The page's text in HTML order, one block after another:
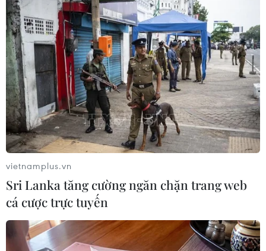
TIN CÙNG CHUYÊN MỤC
Cuộc tìm kiếm và vá lại những 'trái
tim lỗi '
07/08/2026 04:03
Hà Nội cảnh báo về việc sử dụng tế
bào gốc trong khám chữa bệnh, làm
đẹp
07/08/2026 03:03
Thắp lên hy vọng cho bệnh nhân
nghèo từ 'phòng khám 0 đồng' ở An
Giang
vietnamplus.vn
Sri Lanka tăng cường ngăn chặn trang web
cá cược trực tuyến